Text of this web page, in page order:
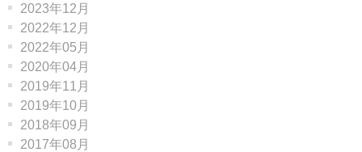
2023年12月
2022年12月
2022年05月
2020年04月
2019年11月
2019年10月
2018年09月
2017年08月